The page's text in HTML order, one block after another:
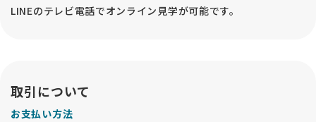
LINEのテレビ電話でオンライン見学が可能です。
取引について
お支払い方法